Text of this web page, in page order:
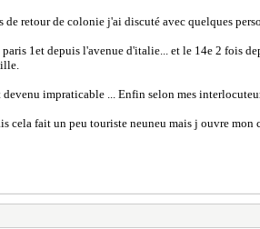
retour de colonie j'ai discuté avec quelques
1et depuis l'avenue d'italie... et le 14e 2 fois
impraticable ... Enfin selon mes
cela fait un peu touriste neuneu mais j ouvre mon